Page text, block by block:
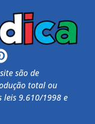
são de
total ou
leis 9.610/1998 e